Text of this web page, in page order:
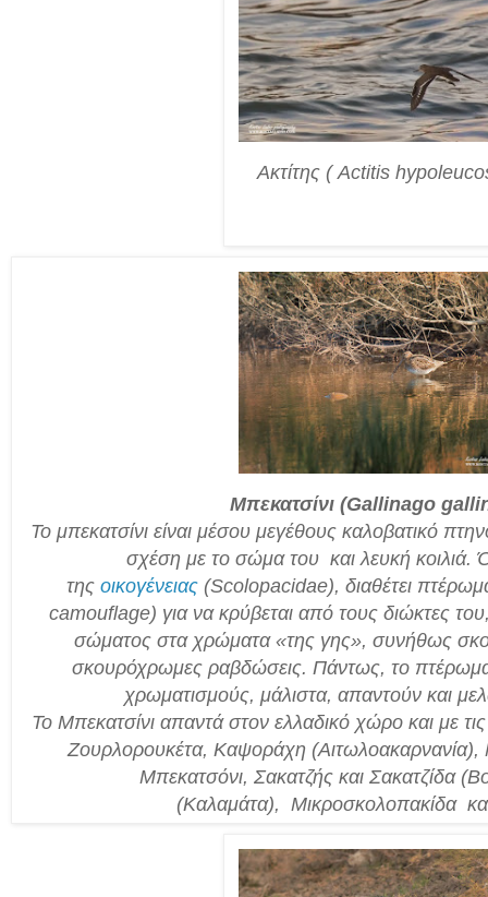
Ακτίτης ( Actitis
Μπεκατσίνι (Gallinago
Το μπεκατσίνι είναι μέσου μεγέθους καλοβατικό
σχέση με το σώμα του και λευκή
της οικογένειας(Scolopacidae), διαθέτει
camouflage) για να κρύβεται από τους διώκτες
σώματος στα χρώματα «της γης», συνήθως
σκουρόχρωμες ραβδώσεις. Πάντως, το πτέρωμα
χρωματισμούς, μάλιστα, απαντούν και
Το Μπεκατσίνι απαντά στον ελλαδικό χώρο και με
Ζουρλορουκέτα, Καψοράχη
Μπεκατσόνι, Σακατζής και Σακατζίδα
(Καλαμάτα), Μικροσκολοπακίδα